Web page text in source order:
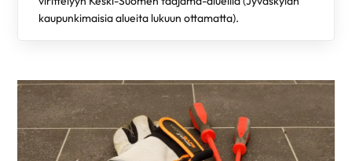
kaupunkimaisia alueita lukuun ottamatta).